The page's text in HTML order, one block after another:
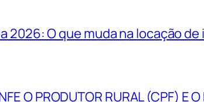
2026: O que muda na locação de
O PRODUTOR RURAL (CPF) E